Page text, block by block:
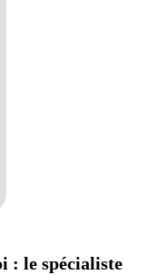
: le spécialiste